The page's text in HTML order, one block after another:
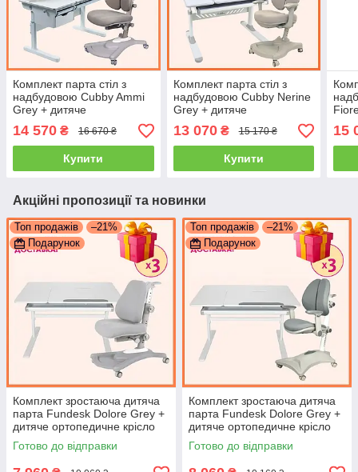
Комплект парта стіл з
надбудовою Cubby Ammi
Grey + дитяче
ортопедичне крісло
FunDesk Fortuna Grey для
школяра
14 570 ₴ 16 670 ₴
Купити
Комплект парта стіл з
надбудовою Cubby Nerine
Grey + дитяче
ортопедичне крісло
Fundesk Vetro Grey для
школяра
13 070₴ 15 170 ₴
Купити
15
Акційні пропозиції та новинки
Топ продажів
–21%
Подарунок
Комплект зростаюча дитяча
парта Fundesk Dolore Grey +
дитяче ортопедичне крісло
Fundesk Sorridi Grey для
школяра
Готово до відправки
Топ продажів
–21%
Подарунок
Комплект зростаюча дитяча
парта Fundesk Dolore Grey +
дитяче ортопедичне крісло
Cubby Magnolia Grey для
школяра
Готово до відправки